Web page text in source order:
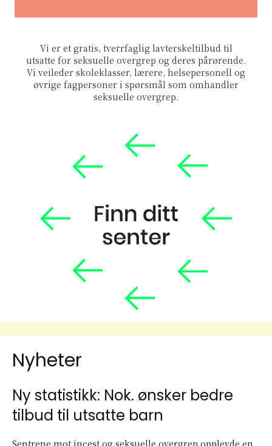
Vi er et gratis, tverrfaglig lavterskeltilbud til
utsatte for seksuelle overgrep og deres pårørende.
Vi veileder skoleklasser, lærere, helsepersonell og
øvrige fagpersoner i spørsmål som omhandler
seksuelle overgrep.
Nyheter
Ny statistikk: Nok. ønsker bedre
tilbud til utsatte barn
Sentrene mot incest og seksuelle overgrep opplevde en